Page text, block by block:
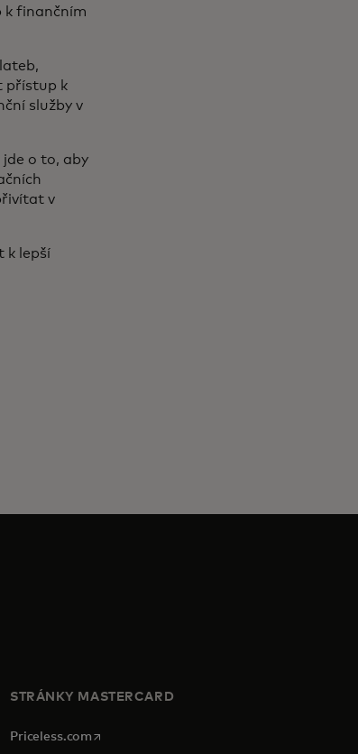
k finančním
přístup k
služby v
o to, aby
v
k lepší
STRÁNKY MASTERCARD
Priceless.com opens in a new tab